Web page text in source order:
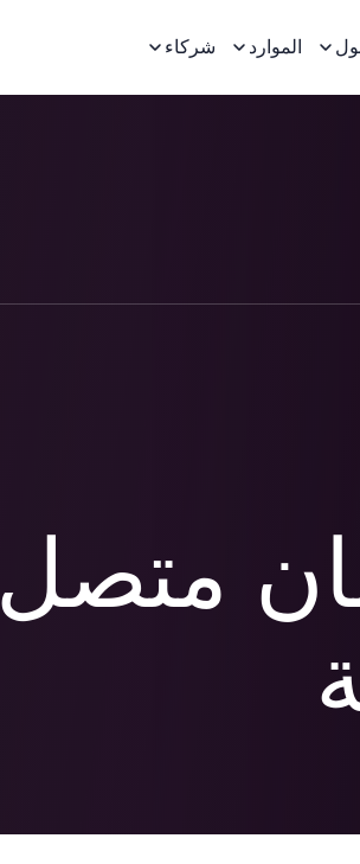
الموارد شركاء
متصل